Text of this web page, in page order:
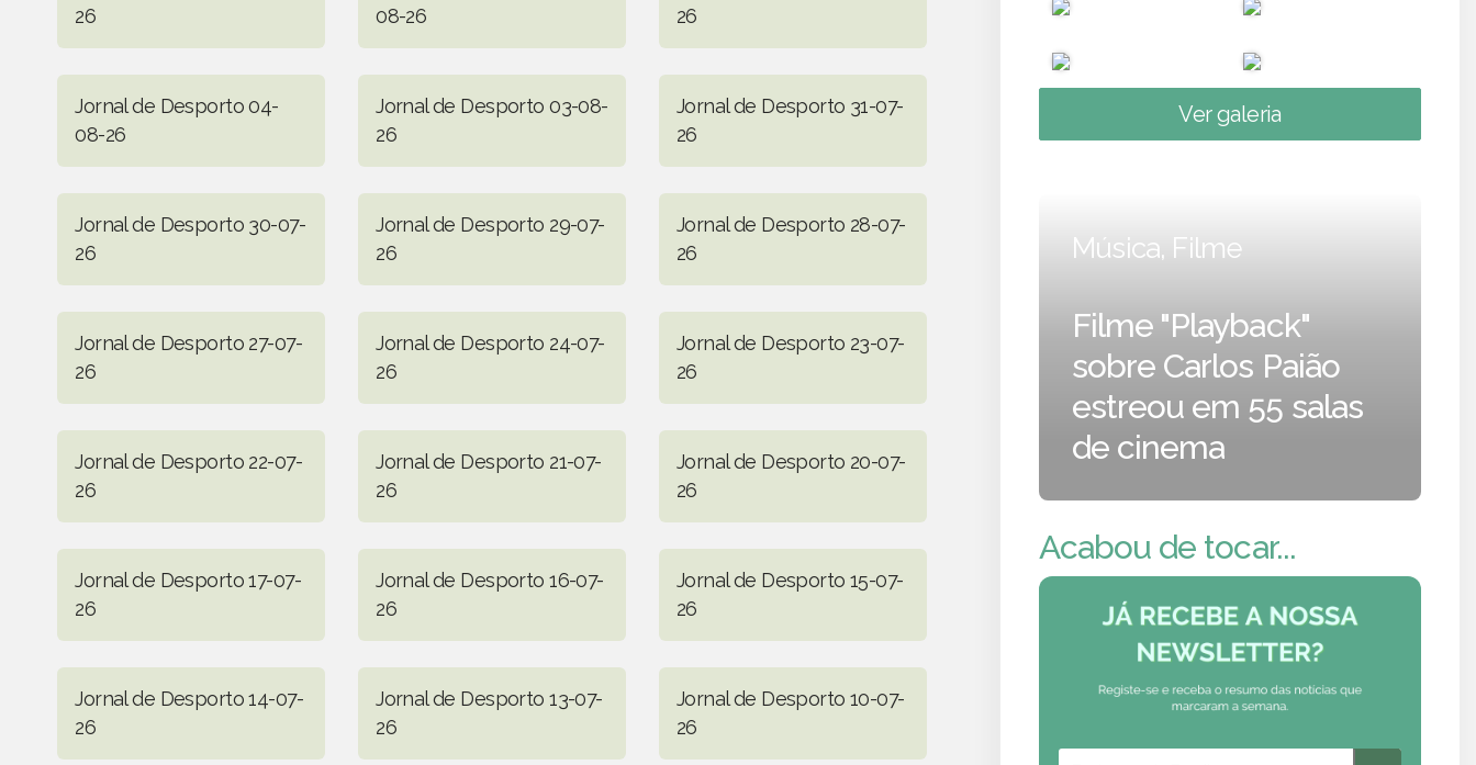
26
08-26
26
Jornal de Desporto 04-
08-26
Jornal de Desporto 03-08-
26
Jornal de Desporto 31-07-
26
Jornal de Desporto 30-07-
26
Jornal de Desporto 29-07-
26
Jornal de Desporto 28-07-
26
Jornal de Desporto 27-07-
26
Jornal de Desporto 24-07-
26
Jornal de Desporto 23-07-
26
Jornal de Desporto 22-07-
26
Jornal de Desporto 21-07-
26
Jornal de Desporto 20-07-
26
Jornal de Desporto 17-07-
26
Jornal de Desporto 16-07-
26
Jornal de Desporto 15-07-
26
Jornal de Desporto 14-07-
26
Jornal de Desporto 13-07-
26
Jornal de Desporto 10-07-
26
Ver galeria
Música, Filme
Filme "Playback"
sobre Carlos Paião
estreou em 55 salas
de cinema
Acabou de tocar...